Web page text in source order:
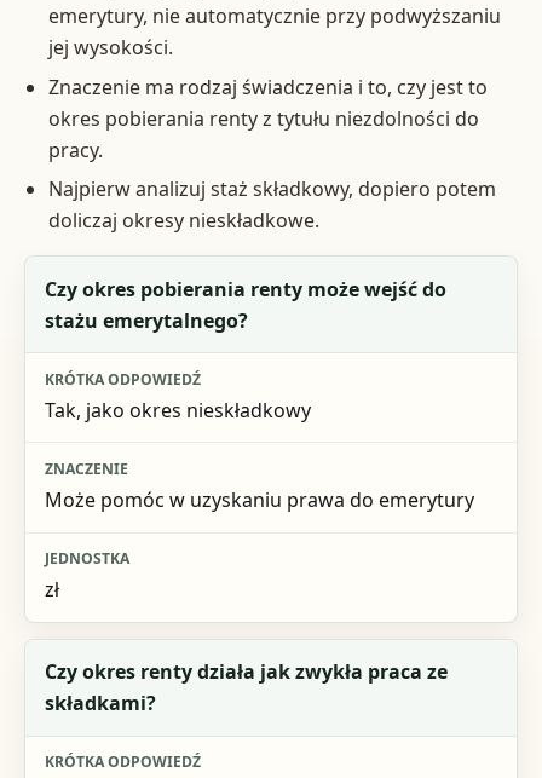
emerytury, nie automatycznie przy podwyższaniu
jej wysokości.
Znaczenie ma rodzaj świadczenia i to, czy jest to
okres pobierania renty z tytułu niezdolności do
pracy.
Najpierw analizuj staż składkowy, dopiero potem
doliczaj okresy nieskładkowe.
Pytanie praktyczne
Krótka odpowiedź
Znaczenie
Czy okres pobierania renty może wejść do
stażu emerytalnego?
Tak, jako okres nieskładkowy
Może pomóc w uzyskaniu prawa do emerytury
zł
Czy okres renty działa jak zwykła praca ze
składkami?